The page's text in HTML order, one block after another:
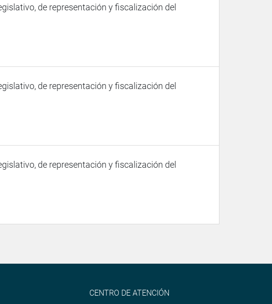
de representación y fiscalización del
de representación y fiscalización del
de representación y fiscalización del
CENTRO DE ATENCIÓN